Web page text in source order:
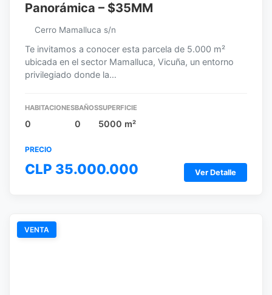
Panorámica – $35MM
Cerro Mamalluca s/n
Te invitamos a conocer esta parcela de 5.000 m²
ubicada en el sector Mamalluca, Vicuña, un entorno
privilegiado donde la…
HABITACIONES
0
BAÑOS
0
SUPERFICIE
5000 m²
PRECIO
CLP 35.000.000 Ver Detalle
VENTA